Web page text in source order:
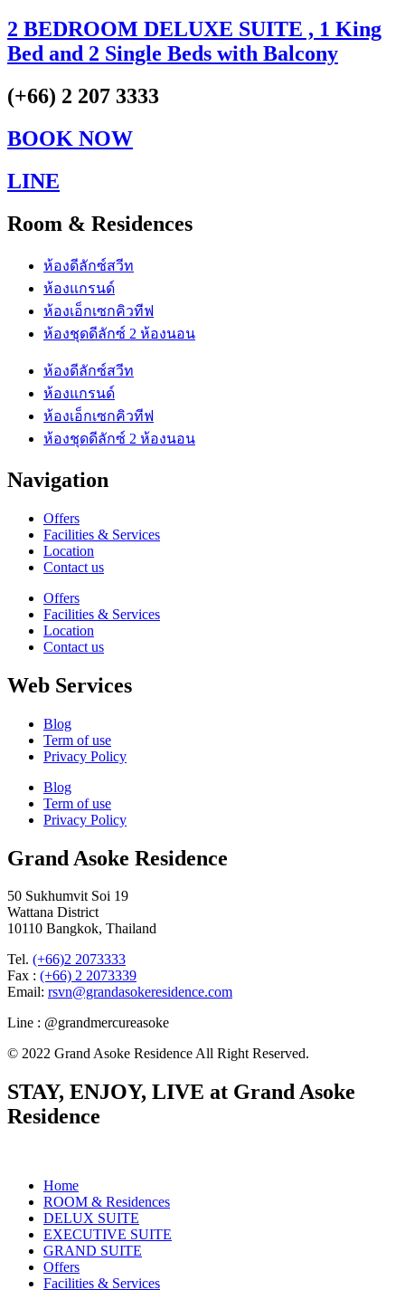
2 BEDROOM DELUXE SUITE , 1 King
Bed and 2 Single Beds with Balcony
(+66) 2 207 3333
BOOK NOW
LINE
Room & Residences
ห้องดีลักซ์สวีท
ห้องแกรนด์
ห้องเอ็กเซกคิวทีฟ
ห้องชุดดีลักซ์ 2 ห้องนอน
ห้องดีลักซ์สวีท
ห้องแกรนด์
ห้องเอ็กเซกคิวทีฟ
ห้องชุดดีลักซ์ 2 ห้องนอน
Navigation
Offers
Facilities & Services
Location
Contact us
Offers
Facilities & Services
Location
Contact us
Web Services
Blog
Term of use
Privacy Policy
Blog
Term of use
Privacy Policy
Grand Asoke Residence
50 Sukhumvit Soi 19
Wattana District
10110 Bangkok, Thailand
Tel. (+66)2 2073333
Fax : (+66) 2 2073339
Email: rsvn@grandasokeresidence.com
Line : @grandmercureasoke
© 2022 Grand Asoke Residence All Right Reserved.
STAY, ENJOY, LIVE at Grand Asoke
Residence
Home
ROOM & Residences
DELUX SUITE
EXECUTIVE SUITE
GRAND SUITE
Offers
Facilities & Services